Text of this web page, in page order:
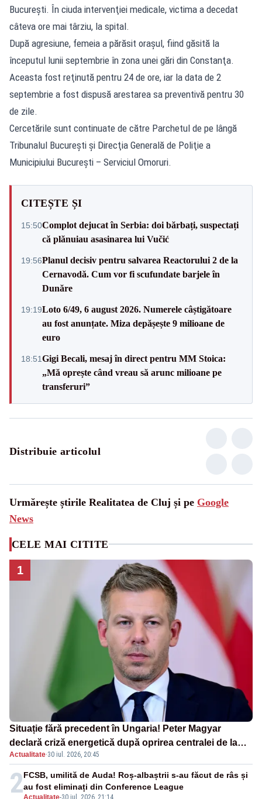
Bucureşti. În ciuda intervenţiei medicale, victima a decedat
câteva ore mai târziu, la spital.
După agresiune, femeia a părăsit orașul, fiind găsită la
începutul lunii septembrie în zona unei gări din Constanţa.
Aceasta fost reţinută pentru 24 de ore, iar la data de 2
septembrie a fost dispusă arestarea sa preventivă pentru 30
de zile.
Cercetările sunt continuate de către Parchetul de pe lângă
Tribunalul Bucureşti şi Direcţia Generală de Poliţie a
Municipiului Bucureşti – Serviciul Omoruri.
CITEȘTE ȘI
15:50Complot dejucat în Serbia: doi bărbați, suspectați
că plănuiau asasinarea lui Vučić
19:56Planul decisiv pentru salvarea Reactorului 2 de la
Cernavodă. Cum vor fi scufundate barjele în
Dunăre
19:19Loto 6/49, 6 august 2026. Numerele câștigătoare
au fost anunțate. Miza depășește 9 milioane de
euro
18:51Gigi Becali, mesaj în direct pentru MM Stoica:
„Mă oprește când vreau să arunc milioane pe
transferuri”
Distribuie articolul
Urmărește știrile Realitatea de Cluj și pe Google
News
CELE MAI CITITE
1
Situație fără precedent în Ungaria! Peter Magyar
declară criză energetică după oprirea centralei de la
Paks
Actualitate·30 iul. 2026, 20:45
2Actualitate-30 iul. 2026, 21:14
FCSB, umilită de Auda! Roș-albaștrii s-au făcut de râs și
au fost eliminați din Conference League